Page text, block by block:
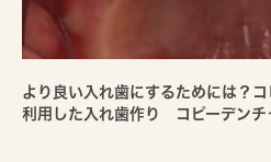
より良い入れ歯にするためには？
利用した入れ歯作り コピーデンチ